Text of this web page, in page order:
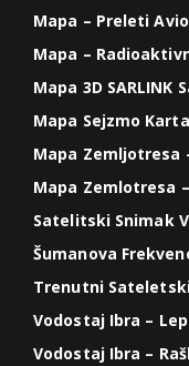
Mapa – Preleti
Mapa –
Mapa 3D SARLINK
Mapa Sejzmo
Mapa Zemljotresa
Mapa Zemlotresa
Satelitski Snimak
Šumanova
Trenutni
Vodostaj Ibra –
Vodostaj Ibra –